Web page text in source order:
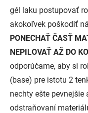
gél laku postupovať
akokoľvek poškodiť
PONECHAŤ ČASŤ
NEPILOVAŤ AŽ DO
odporúčame, aby si
(base) pre istotu 2
nechty ešte
odstraňovaní